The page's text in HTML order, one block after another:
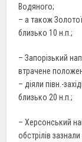
Водяного;
– а також
близько 10 н.п.;
– Запорізький
втрачене
– діяли півн.-
близько 20 н.п.;
– Херсонський
обстрілів